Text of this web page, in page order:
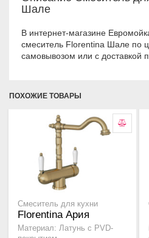
Шале
В интернет-магазине
смеситель Florentina Шале по
самовывозом или с доставкой
ПОХОЖИЕ ТОВАРЫ
Смеситель для кухни
Florentina Ария
Материал: Латунь с PVD-